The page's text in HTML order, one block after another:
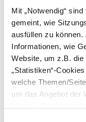
Mit „Notwendig“
gemeint, wie
ausfüllen zu können.
Informationen, wie
Website, um z.B. die
„Statistiken“-
welche Themen/
um das Angebot der
Die RBZ in